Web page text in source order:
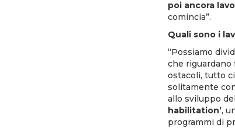
poi ancora
comincia”.
Quali sono i
“Possiamo
che riguardano
ostacoli, tutto
solitamente
allo sviluppo
habilitation’,
programmi di